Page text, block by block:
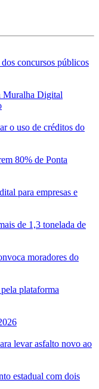
concursos públicos
Muralha Digital
o uso de créditos do
80% de Ponta
para empresas e
de 1,3 tonelada de
moradores do
plataforma
levar asfalto novo ao
estadual com dois